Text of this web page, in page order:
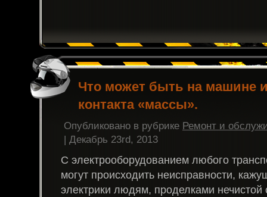
Что может быть на машине
контакта «массы».
Опубликовано в рубрике Ремонт и
| Декабрь 23rd, 2013
С электрооборудованием любого
могут происходить неисправности,
электрики людям, проделками